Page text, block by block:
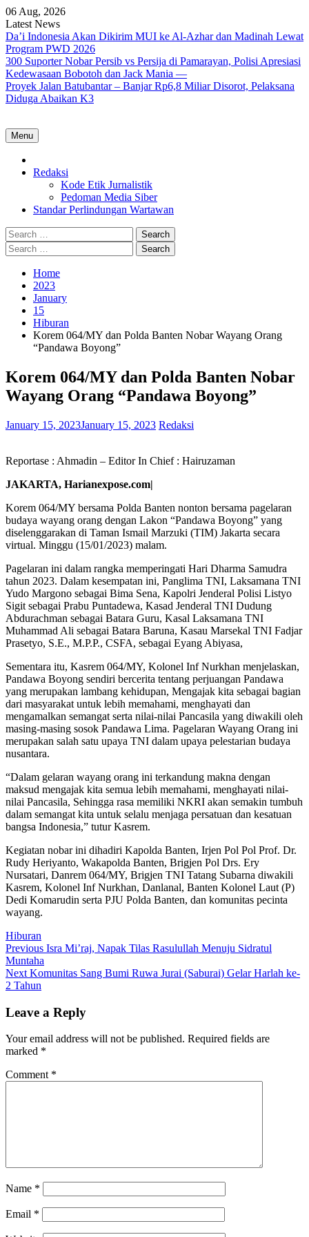
Skip
to
content
06 Aug, 2026
Latest News
Da’i Indonesia Akan Dikirim MUI ke Al-Azhar dan Madinah Lewat
Program PWD 2026
300 Suporter Nobar Persib vs Persija di Pamarayan, Polisi Apresiasi
Kedewasaan Bobotoh dan Jack Mania —
Proyek Jalan Batubantar – Banjar Rp6,8 Miliar Disorot, Pelaksana
Diduga Abaikan K3
Menu
Redaksi
Kode Etik Jurnalistik
Pedoman Media Siber
Standar Perlindungan Wartawan
Search
for:
Search
for:
Home
2023
January
15
Hiburan
Korem 064/MY dan Polda Banten Nobar Wayang Orang
“Pandawa Boyong”
Korem 064/MY dan Polda Banten Nobar
Wayang Orang “Pandawa Boyong”
January 15, 2023January 15, 2023 Redaksi
Reportase : Ahmadin – Editor In Chief : Hairuzaman
JAKARTA, Harianexpose.com|
Korem 064/MY bersama Polda Banten nonton bersama pagelaran
budaya wayang orang dengan Lakon “Pandawa Boyong” yang
diselenggarakan di Taman Ismail Marzuki (TIM) Jakarta secara
virtual. Minggu (15/01/2023) malam.
Pagelaran ini dalam rangka memperingati Hari Dharma Samudra
tahun 2023. Dalam kesempatan ini, Panglima TNI, Laksamana TNI
Yudo Margono sebagai Bima Sena, Kapolri Jenderal Polisi Listyo
Sigit sebagai Prabu Puntadewa, Kasad Jenderal TNI Dudung
Abdurachman sebagai Batara Guru, Kasal Laksamana TNI
Muhammad Ali sebagai Batara Baruna, Kasau Marsekal TNI Fadjar
Prasetyo, S.E., M.P.P., CSFA, sebagai Eyang Abiyasa,
Sementara itu, Kasrem 064/MY, Kolonel Inf Nurkhan menjelaskan,
Pandawa Boyong sendiri bercerita tentang perjuangan Pandawa
yang merupakan lambang kehidupan, Mengajak kita sebagai bagian
dari masyarakat untuk lebih memahami, menghayati dan
mengamalkan semangat serta nilai-nilai Pancasila yang diwakili oleh
masing-masing sosok Pandawa Lima. Pagelaran Wayang Orang ini
merupakan salah satu upaya TNI dalam upaya pelestarian budaya
nusantara.
“Dalam gelaran wayang orang ini terkandung makna dengan
maksud mengajak kita semua lebih memahami, menghayati nilai-
nilai Pancasila, Sehingga rasa memiliki NKRI akan semakin tumbuh
dalam semangat kita untuk selalu menjaga persatuan dan kesatuan
bangsa Indonesia,” tutur Kasrem.
Kegiatan nobar ini dihadiri Kapolda Banten, Irjen Pol Pol Prof. Dr.
Rudy Heriyanto, Wakapolda Banten, Brigjen Pol Drs. Ery
Nursatari, Danrem 064/MY, Brigjen TNI Tatang Subarna diwakili
Kasrem, Kolonel Inf Nurkhan, Danlanal, Banten Kolonel Laut (P)
Dedi Komarudin serta PJU Polda Banten, dan komunitas pecinta
wayang.
Hiburan
Post
navigation
Previous Previous
Isra Mi’raj, Napak Tilas Rasulullah Menuju Sidratul
Muntaha
Next Next
post:
Komunitas Sang Bumi Ruwa Jurai (Saburai) Gelar Harlah ke-
2 Tahun
Leave a Reply
Your email address will not be published. Required fields are
marked *
Comment *
Name *
Email *